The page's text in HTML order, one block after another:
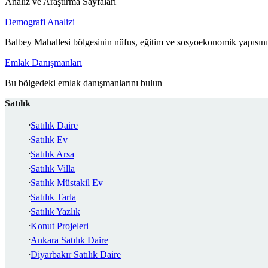
Demografi Analizi
Balbey Mahallesi bölgesinin nüfus, eğitim ve sosyoekonomik
Emlak Danışmanları
Bu bölgedeki emlak danışmanlarını bulun
Satılık
Satılık Daire
Satılık Ev
Satılık Arsa
Satılık Villa
Satılık Müstakil Ev
Satılık Tarla
Satılık Yazlık
Konut Projeleri
Ankara Satılık Daire
Diyarbakır Satılık Daire